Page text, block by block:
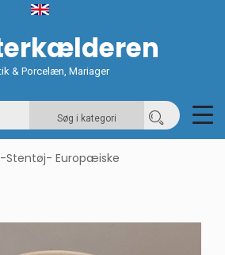
& Porcelæn, Mariager
Søg i kategori
Stentøj- Europæiske